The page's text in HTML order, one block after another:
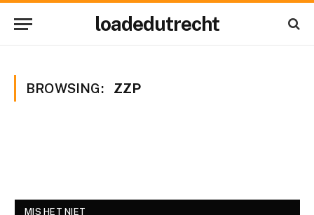
loadedutrecht
BROWSING: ZZP
MIS HET NIET